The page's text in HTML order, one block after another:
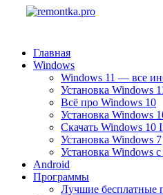
Главная
Windows
Windows 11 — все
Установка Windows
Всё про Windows 10
Установка Windows
Скачать Windows 10
Установка Windows 7
Установка Windows
Android
Программы
Лучшие бесплатные